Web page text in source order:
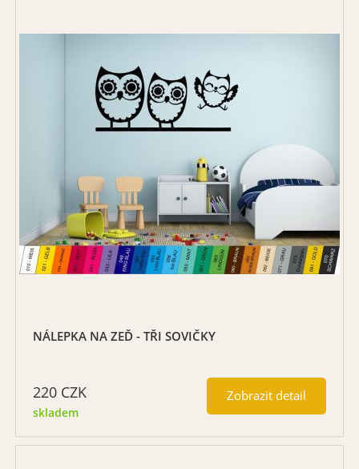
NÁLEPKA NA ZEĎ - TŘI SOVIČKY
skladem
Zobrazit detail
220 CZK